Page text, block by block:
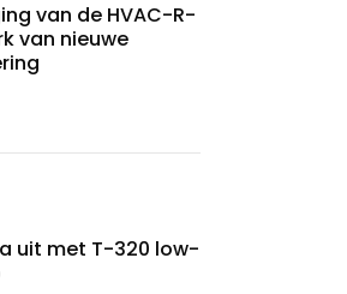
van de HVAC-R-
van nieuwe
uit met T-320 low-